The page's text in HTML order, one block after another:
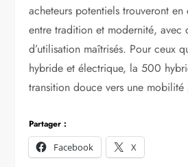
acheteurs potentiels trouveront
entre tradition et modernité, avec
d’utilisation maîtrisés. Pour ceux
hybride et électrique, la 500
transition douce vers une mobilité
Partager :
Facebook
X